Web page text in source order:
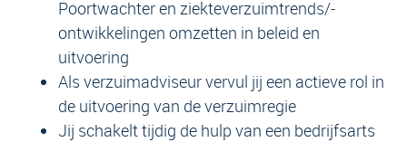
Poortwachter en ziekteverzuimtrends/-
ontwikkelingen omzetten in beleid en
uitvoering
Als verzuimadviseur vervul jij een actieve rol in
de uitvoering van de verzuimregie
Jij schakelt tijdig de hulp van een bedrijfsarts